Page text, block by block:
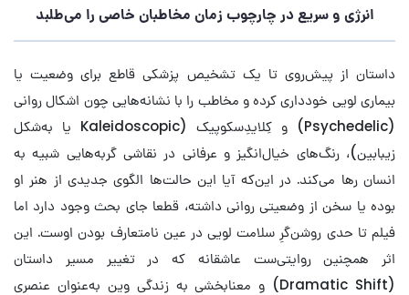
انرژی و سریع‌ در چارچوب زمان مخاطبان خاصی را می‌طلبد
داستان از پیش‌روی تا یک تشخیص پزشکی قاطع برای وضعیت یا
بیماری لویی خودداری کرده و مخاطب را با نشانه‌هایی چون اشکال روانی
(Psychedelic) و کِلایدِسکوپیک (Kaleidoscopic یا به‌شکل
زیبابین)، رنگ‌های خیال‌انگیز و عرفانی در نقاشی‌‌ گربه‌هایی شبیه به
انسان رها می‌کند. در این‌که آیا این حالت‌ها الگوی جدیدی از هنر او
بوده یا سخن از وضعیتی روانی داشته، قطعا جای بحث وجود دارد اما
فیلم تا حدی روشن‌گرِ سلامت لویی در عین نامتعارف بودن او‌ست. این
اثر همچنین روایتی‌ست عاشقانه که در تغییر مسیر داستان
(Dramatic Shift) و معنابخشی به زندگی وین به‌عنوان عنصری